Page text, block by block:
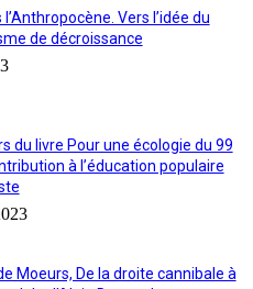
Vers l’idée du
de décroissance
du livre Pour une écologie du 99
à l’éducation populaire
Moeurs, De la droite cannibale à